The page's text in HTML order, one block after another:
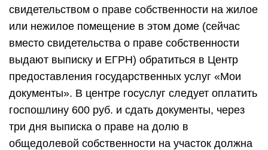
свидетельством о праве собственности на жилое
или нежилое помещение в этом доме (сейчас
вместо свидетельства о праве собственности
выдают выписку и ЕГРН) обратиться в Центр
предоставления государственных услуг «Мои
документы». В центре госуслуг следует оплатить
госпошлину 600 руб. и сдать документы, через
три дня выписка о праве на долю в
общедолевой собственности на участок должна